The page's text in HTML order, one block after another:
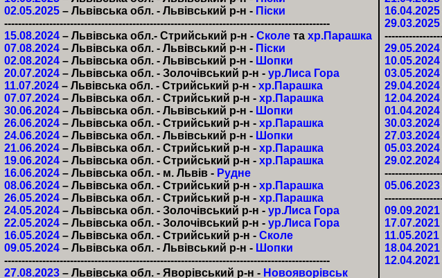
02.05.2025– Львівська обл. - Львівський р-н - Піски
----------------------------------------------------------------------------------------------
15.08.2024– Львівська обл.- Стрийський р-н - Сколета хр.Парашка
07.08.2024– Львівська обл. - Львівський р-н - Піски
02.08.2024– Львівська обл. - Львівський р-н - Шопки
20.07.2024– Львівська обл. - Золочівський р-н - ур.Лиса Гора
11.07.2024– Львівська обл. - Стрийський р-н - хр.Парашка
07.07.2024– Львівська обл. - Стрийський р-н - хр.Парашка
30.06.2024– Львівська обл. - Львівський р-н - Шопки
26.06.2024– Львівська обл. - Стрийський р-н - хр.Парашка
24.06.2024– Львівська обл. - Львівський р-н - Шопки
21.06.2024– Львівська обл. - Стрийський р-н - хр.Парашка
19.06.2024– Львівська обл. - Стрийський р-н - хр.Парашка
16.06.2024– Львівська обл. - м. Львів - Рудне
08.06.2024– Львівська обл. - Стрийський р-н - хр.Парашка
26.05.2024– Львівська обл. - Стрийський р-н - хр.Парашка
24.05.2024– Львівська обл. - Золочівський р-н - ур.Лиса Гора
22.05.2024– Львівська обл. - Золочівський р-н - ур.Лиса Гора
16.05.2024– Львівська обл. - Стрийський р-н - Сколе
09.05.2024– Львівська обл. - Львівський р-н - Шопки
----------------------------------------------------------------------------------------------
27.08.2023– Львівська обл. - Яворівський р-н - Новояворівськ
16.04.2025
29.03.2025
29.05.2024
10.05.2024
03.05.2024
29.04.2024
12.04.2024
01.04.2024
30.03.2024
27.03.2024
05.03.2024
29.02.2024
05.06.2023
09.09.2021
17.07.2021
11.05.2021
18.04.2021
12.04.2021